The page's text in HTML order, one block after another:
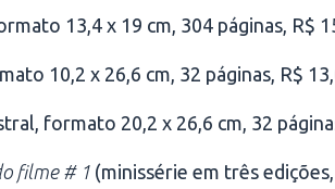
13,4 x 19 cm, 304 páginas, R$
10,2 x 26,6 cm, 32 páginas, R$
formato 20,2 x 26,6 cm, 32
filme # 1 (minissérie em três